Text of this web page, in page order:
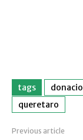
tags
queretaro
Previous article